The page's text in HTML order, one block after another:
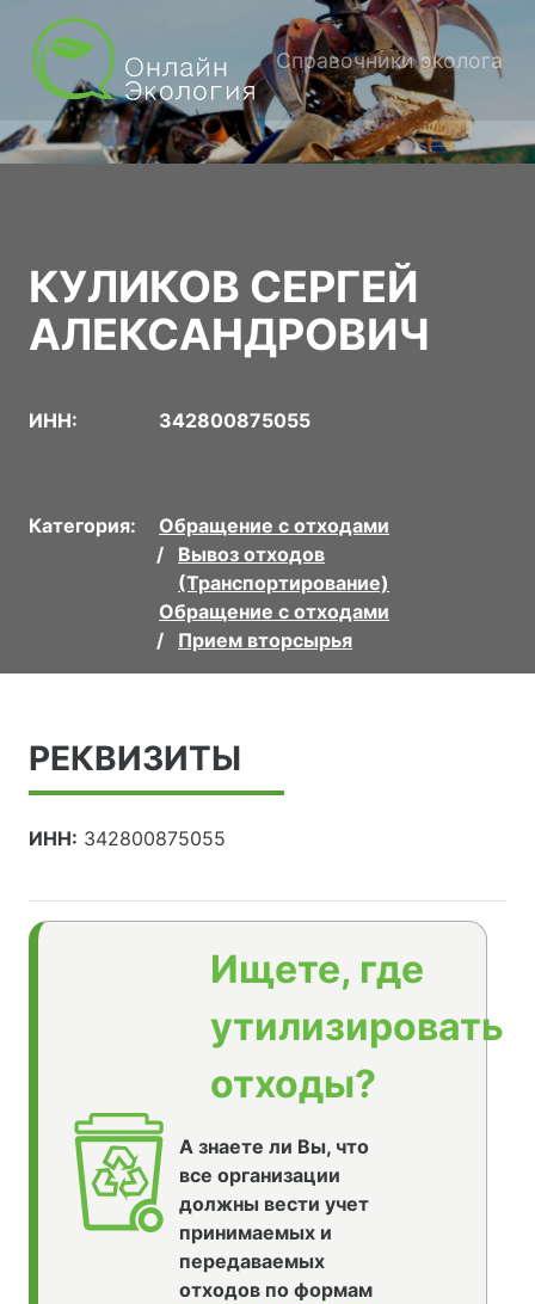
Справочники эколога
КУЛИКОВ СЕРГЕЙ
АЛЕКСАНДРОВИЧ
ИНН: 342800875055
Категория:
Обращение с отходами
Вывоз отходов
(Транспортирование)
Обращение с отходами
Прием вторсырья
РЕКВИЗИТЫ
ИНН: 342800875055
Ищете, где
утилизировать
отходы?
А знаете ли Вы, что
все организации
должны вести учет
принимаемых и
передаваемых
отходов по формам